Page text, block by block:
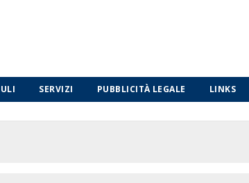
SERVIZI PUBBLICITÀ LEGALE
LINKS